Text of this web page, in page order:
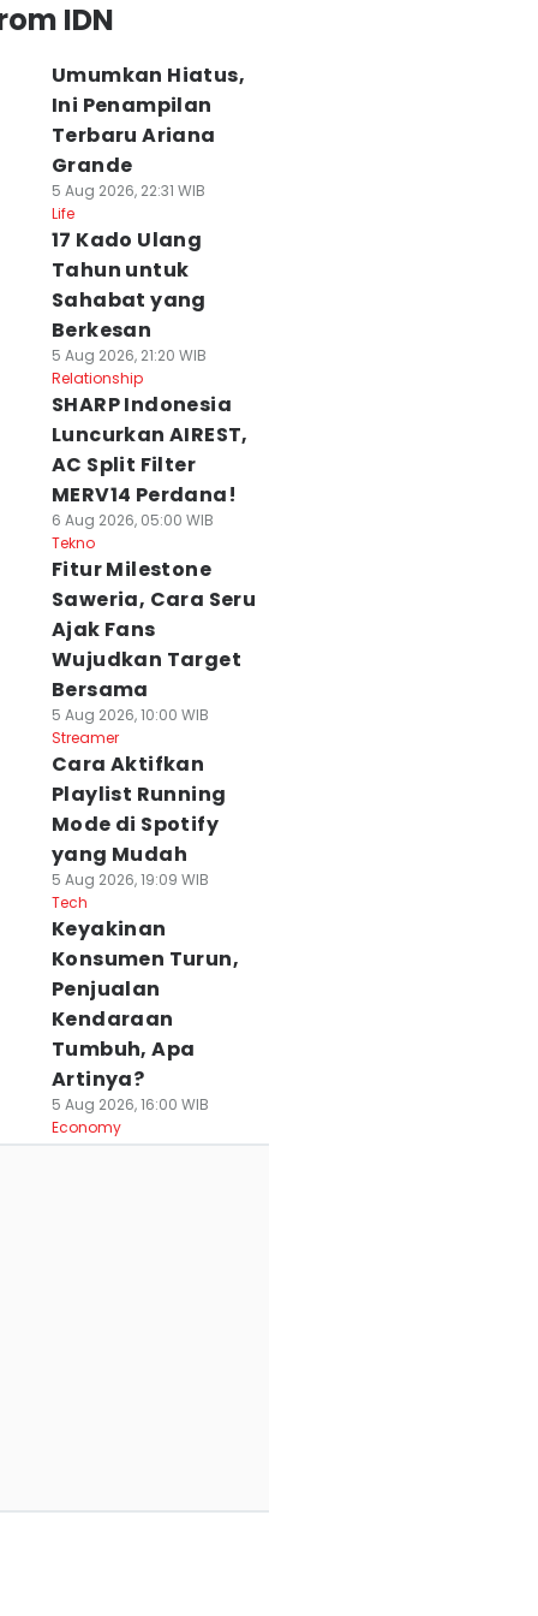
IDN
Umumkan Hiatus,
Ini Penampilan
Terbaru Ariana
Grande
5 Aug 2026, 22:31 WIB
Life
17 Kado Ulang
Tahun untuk
Sahabat yang
Berkesan
5 Aug 2026, 21:20 WIB
Relationship
SHARP Indonesia
Luncurkan AIREST,
AC Split Filter
MERV14 Perdana!
6 Aug 2026, 05:00 WIB
Tekno
Fitur Milestone
Saweria, Cara Seru
Ajak Fans
Wujudkan Target
Bersama
5 Aug 2026, 10:00 WIB
Streamer
Cara Aktifkan
Playlist Running
Mode di Spotify
yang Mudah
5 Aug 2026, 19:09 WIB
Tech
Keyakinan
Konsumen Turun,
Penjualan
Kendaraan
Tumbuh, Apa
Artinya?
5 Aug 2026, 16:00 WIB
Economy